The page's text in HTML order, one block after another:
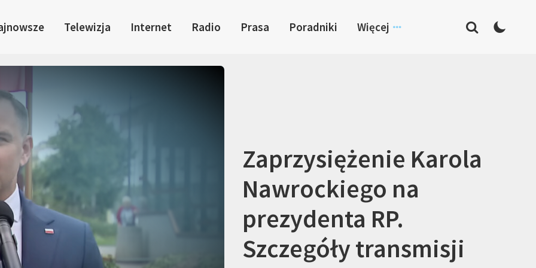
Telewizja Internet Radio Prasa Poradniki Więcej
Zaprzysiężenie Karola
Nawrockiego na
prezydenta RP.
Szczegóły transmisji